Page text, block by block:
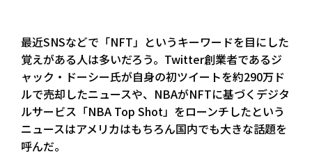
最近SNSなどで「NFT」というキーワードを目にした
覚えがある人は多いだろう。Twitter創業者であるジ
ャック・ドーシー氏が自身の初ツイートを約290万ド
ルで売却したニュースや、NBAがNFTに基づくデジタ
ルサービス「NBA Top Shot」をローンチしたという
ニュースはアメリカはもちろん国内でも大きな話題を
呼んだ。